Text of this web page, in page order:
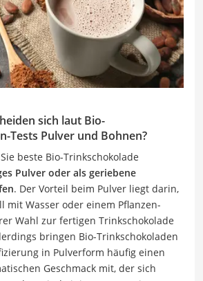
sich laut Bio-
Tests Pulver und Bohnen?
beste Bio-Trinkschokolade
Pulver oder als geriebene
. Der Vorteil beim Pulver liegt darin,
mit Wasser oder einem Pflanzen-
Wahl zur fertigen Trinkschokolade
bringen Bio-Trinkschokoladen
in Pulverform häufig einen
Geschmack mit, der sich